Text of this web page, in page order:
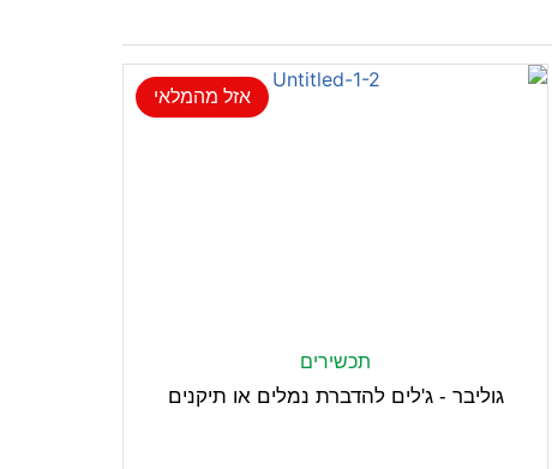
אזל מהמלאי
תכשירים
גוליבר - ג'לים להדברת נמלים או תיקנים